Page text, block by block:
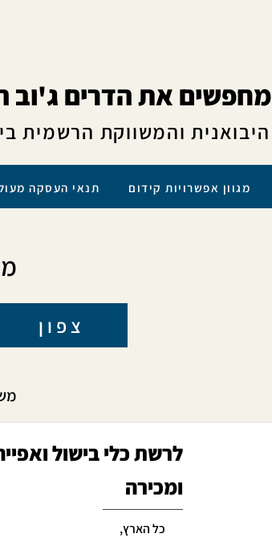
!מחפשים את הדרים ג'וב
היבואנית והמשווקת הרשמית
מגוון אפשרויות קידום תנאי העסקה
צפון
ומכירה
כל הארץ,